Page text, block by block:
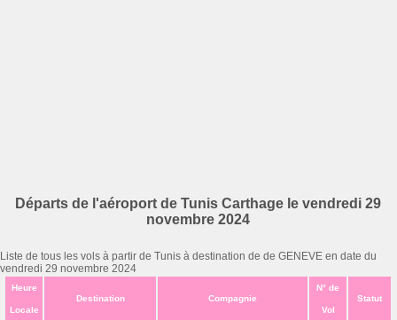
Départs de l'aéroport de Tunis Carthage le vendredi 29
novembre 2024
Liste de tous les vols à partir de Tunis à destination de de GENEVE en date du
vendredi 29 novembre 2024
Heure
Locale
Destination Compagnie
N° de
Vol
Statut